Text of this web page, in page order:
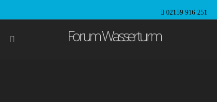
02159 916 251
Forum Wasserturm